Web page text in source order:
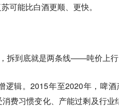
可能比白酒更顺、更快。
拆到底就是两条线——吨价上行
逻辑。2015年至2020年，啤
费习惯变化、产能过剩及行